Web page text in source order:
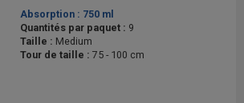
Absorption : 750 ml
Quantités par paquet : 9
Taille : Medium
Tour de taille : 75 - 100 cm